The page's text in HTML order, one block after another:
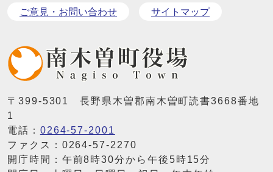
ご意見・お問い合わせ サイトマップ
〒399-5301 長野県木曽郡南木曽町読書3668番地
1
電話： 0264-57-2001
ファクス：0264-57-2270
開庁時間：午前8時30分から午後5時15分